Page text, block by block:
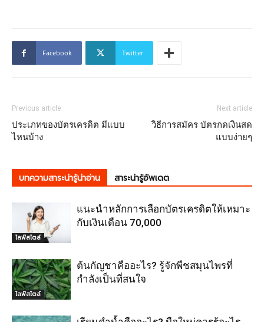
Facebook Twitter
Previous article
ประเภทของบัตรเครดิต มีแบบ
ไหนบ้าง
Next article
วิธีการสมัคร บัตรกดเงินสด
แบบง่ายๆ
บทความสาระน่ารู้น่าอ่าน สาระน่ารู้อัพเดต
ไลฟ์สไตล์
แนะนำหลักการเลือกบัตรเครดิตให้เหมาะ
กับเงินเดือน 70,000
ไลฟ์สไตล์
ต้นกัญชาคืออะไร? รู้จักพืชสมุนไพรที่
กำลังเป็นที่สนใจ